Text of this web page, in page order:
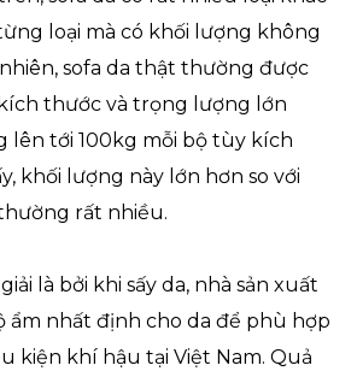
loại mà có khối lượng không
sofa da thật thường được
thước và trọng lượng lớn
lên tới 100kg mỗi bộ tùy kích
khối lượng này lớn hơn so với
rất nhiều.
là bởi khi sấy da, nhà sản xuất
ẩm nhất định cho da để phù hợp
kiện khí hậu tại Việt Nam. Quả